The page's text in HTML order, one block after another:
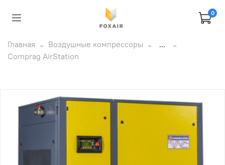
0
Главная Воздушные компрессоры
...
Comprag AirStation